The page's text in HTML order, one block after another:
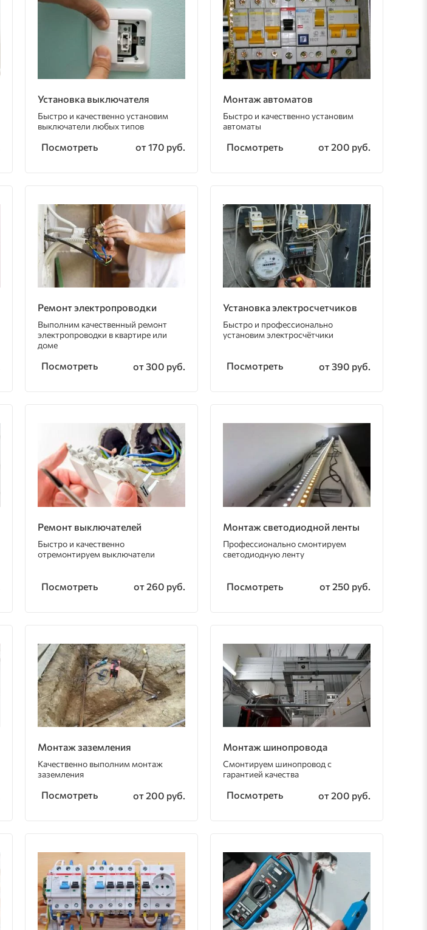
Установка выключателя
Быстро и качественно установим
выключатели любых типов
Посмотреть от 170 руб.
Монтаж автоматов
Быстро и качественно установим
автоматы
Посмотреть от 200 руб.
Ремонт электропроводки
Выполним качественный ремонт
электропроводки в квартире или
доме
Посмотреть от 300 руб.
Установка электросчетчиков
Быстро и профессионально
установим электросчётчики
Посмотреть от 390 руб.
Ремонт выключателей
Быстро и качественно
отремонтируем выключатели
Посмотреть от 260 руб.
Монтаж светодиодной ленты
Профессионально смонтируем
светодиодную ленту
Посмотреть от 250 руб.
Монтаж заземления
Качественно выполним монтаж
заземления
Посмотреть от 200 руб.
Монтаж шинопровода
Смонтируем шинопровод с
гарантией качества
Посмотреть от 200 руб.